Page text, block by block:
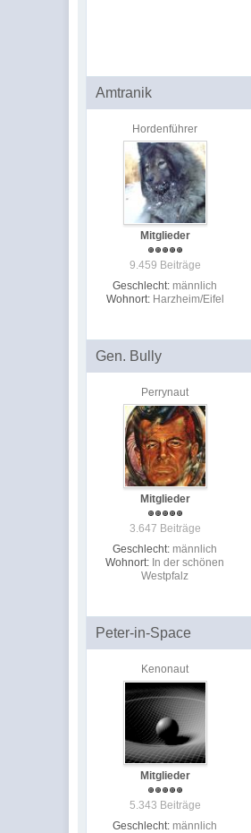
Amtranik
Hordenführer
Mitglieder
9.459 Beiträge
Geschlecht: männlich
Wohnort: Harzheim/Eifel
Gen. Bully
Perrynaut
Mitglieder
3.647 Beiträge
Geschlecht: männlich
Wohnort: In der schönen
Westpfalz
Peter-in-Space
Kenonaut
Mitglieder
5.343 Beiträge
Geschlecht: männlich